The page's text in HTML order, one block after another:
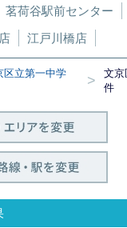
茗荷谷駅前センター
江戸川橋店
区立第一中学
>
文京
件